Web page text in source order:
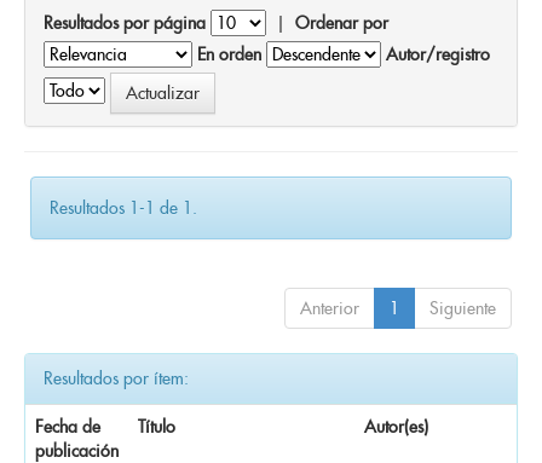
Resultados por página | Ordenar por
En orden
Autor/registro
Resultados 1-1 de 1.
Anterior 1 Siguiente
Resultados por ítem:
Fecha de
publicación
Título Autor(es)